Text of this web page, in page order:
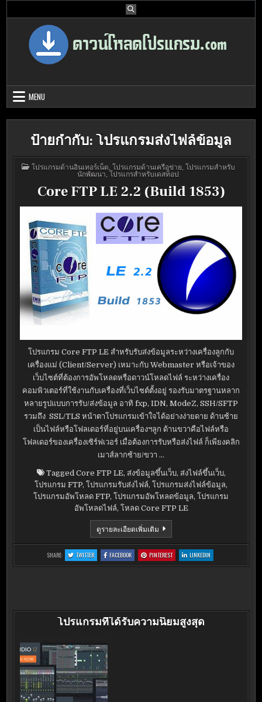
โปรแกรมฟรี
MENU
ป้ายกำกับ:โปรแกรมส่งไฟล์ข้อมูล
POSTED
IN
โปรแกรมด้านอินเทอร์เน็ต โปรแกรมด้านเครือข่าย โปรแกรมสำหรับ
นักพัฒนา,โปรแกรสำหรับเดสท็อป
Core FTP LE 2.2 (Build 1853)
โปรแกรม Core FTP LE สำหรับรับส่งข้อมูลระหว่างเครื่องลูกกับ
เครื่องแม่ (Client/Server) เหมาะกับ Webmaster หรือเจ้าของ
เว็บไซต์ที่ต้องการอัพโหลดหรือดาวน์โหลดไฟล์ ระหว่างเครื่อง
คอมพิวเตอร์ที่ใช้งานกับเครื่องที่เว็บไซต์ตั้งอยู่ รองรับมาตรฐานหลาก
หลายรูปแบบการรับ/ส่งข้อมูล อาทิ fxp, IDN, ModeZ, SSH/SFTP
รวมถึง SSL/TLS หน้าตาโปรแกรมเข้าใจได้อย่างง่ายดาย ด้านซ้าย
เป็นไฟล์หรือโฟลเดอร์ที่อยู่บนเครื่องฯลูก ด้านขวาคือไฟล์หรือ
โฟลเดอร์ของเครื่องเซิร์ฟเวอร์ เมื่อต้องการรับหรือส่งไฟล์ ก็เพียงคลิก
เมาส์ลากซ้าย/ขวา …
Tagged Core FTP LE, ส่งข้อมูลขึ้นเว็บ, ส่งไฟล์ขึ้นเว็บ,
โปรแกรม FTP, โปรแกรมรับส่งไฟล์, โปรแกรมส่งไฟล์ข้อมูล,
โปรแกรมอัพโหลด FTP, โปรแกรมอัพโหลดข้อมูล, โปรแกรม
อัพโหลดไฟล์, โหลด Core FTP LE
ดูรายละเอียดเพิ่มเติม CORE
FTP
LE
2.2
(BUILD
1853)
SHARE: TWITTER:
CORE
FTP
FACEBOOK:
CORE
FTP
PINTEREST:
CORE
FTP
LINKEDIN:
CORE
FTP
โปรแกรมที่ได้รับความนิยมสูงสุด